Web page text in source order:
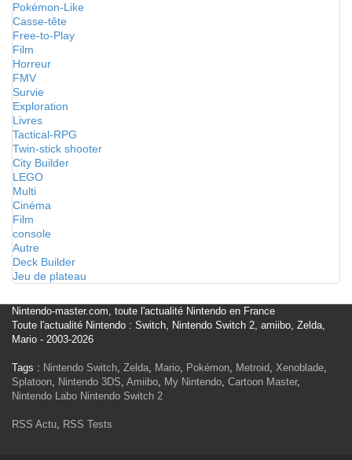
Pokémon-Like
Casse-tête
Free-to-Play
Film
Horreur
FMV
Survie
Exploration
Livres
Tactical-RPG
Twin-stick shooter
City Builder
LEGO
Multi
Cinéma
Film
console
Autre
Deck Builder
Jeu de plateau
Nintendo-master.com, toute l'actualité Nintendo en France
Toute l'actualité Nintendo : Switch, Nintendo Switch 2, amiibo, Zelda,
Mario - 2003-2026
Tags : Nintendo Switch, Zelda, Mario, Pokémon, Metroid, Xenoblade,
Splatoon, Nintendo 3DS, Amiibo, My Nintendo, Cartoon Master,
Nintendo Labo Nintendo Switch 2
RSS Actu, RSS Tests